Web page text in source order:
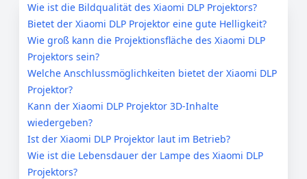
4899 €
Wie ist die Bildqualität des Xiaomi DLP Projektors?
Bietet der Xiaomi DLP Projektor eine gute Helligkeit?
Wie groß kann die Projektionsfläche des Xiaomi DLP
Projektors sein?
Welche Anschlussmöglichkeiten bietet der Xiaomi DLP
Projektor?
Kann der Xiaomi DLP Projektor 3D-Inhalte
wiedergeben?
Ist der Xiaomi DLP Projektor laut im Betrieb?
Wie ist die Lebensdauer der Lampe des Xiaomi DLP
Projektors?